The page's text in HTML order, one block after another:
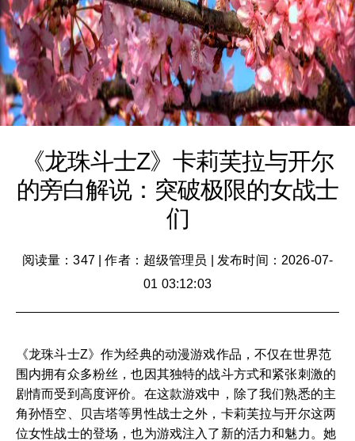
《龙珠斗士Z》卡莉芙拉与开尔
的旁白解说：突破极限的女战士
们
阅读量：347|作者：超级管理员
发布时间：2026-07-
01 03:12:03
《龙珠斗士Z》作为经典的动漫游戏作品，不仅在世界范
围内拥有众多粉丝，也因其独特的战斗方式和紧张刺激的
剧情而受到高度评价。在这款游戏中，除了我们熟悉的主
角孙悟空、贝吉塔等男性战士之外，卡莉芙拉与开尔这两
位女性战士的登场，也为游戏注入了新的活力和魅力。她